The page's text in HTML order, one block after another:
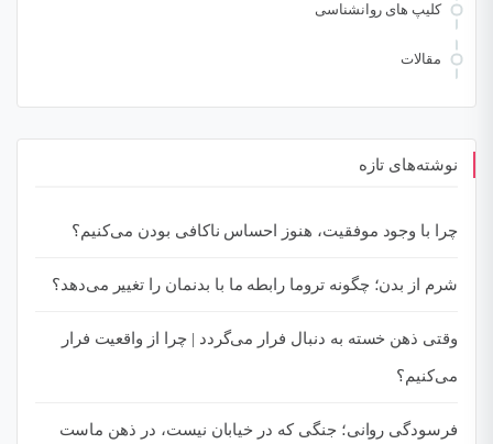
کلیپ های روانشناسی
مقالات
نوشته‌های تازه
چرا با وجود موفقیت، هنوز احساس ناکافی بودن می‌کنیم؟
شرم از بدن؛ چگونه تروما رابطه ما با بدنمان را تغییر می‌دهد؟
وقتی ذهن خسته به دنبال فرار می‌گردد | چرا از واقعیت فرار
می‌کنیم؟
فرسودگی روانی؛ جنگی که در خیابان نیست، در ذهن ماست